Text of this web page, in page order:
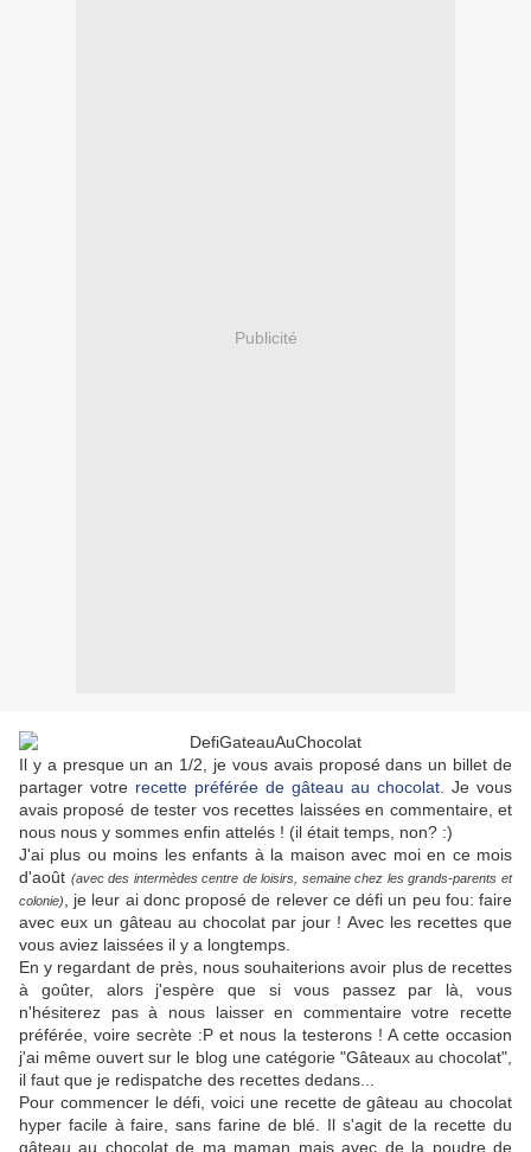
Publicité
Il y a presque un an 1/2, je vous avais proposé dans un billet de
partager votre recette préférée de gâteau au chocolat . Je vous
avais proposé de tester vos recettes laissées en commentaire, et
nous nous y sommes enfin attelés ! (il était temps, non? :)
J'ai plus ou moins les enfants à la maison avec moi en ce mois
d'août (avec des intermèdes centre de loisirs, semaine chez les grands-parents et
colonie)
, je leur ai donc proposé de relever ce défi un peu fou: faire
avec eux un gâteau au chocolat par jour ! Avec les recettes que
vous aviez laissées il y a longtemps.
En y regardant de près, nous souhaiterions avoir plus de recettes
à goûter, alors j'espère que si vous passez par là, vous
n'hésiterez pas à nous laisser en commentaire votre recette
préférée, voire secrète :P et nous la testerons ! A cette occasion
j'ai même ouvert sur le blog une catégorie "Gâteaux au chocolat",
il faut que je redispatche des recettes dedans...
Pour commencer le défi, voici une recette de gâteau au chocolat
hyper facile à faire, sans farine de blé. Il s'agit de la recette du
gâteau au chocolat de ma maman mais avec de la poudre de